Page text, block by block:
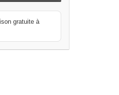
gratuite à